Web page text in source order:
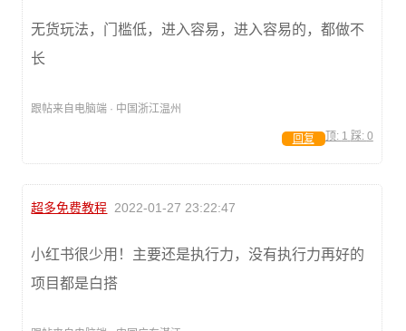
无货玩法，门槛低，进入容易，进入容易的，都做不
长
跟帖来自电脑端 · 中国浙江温州
顶: 1 踩: 0
回复
超多免费教程 2022-01-27 23:22:47
小红书很少用！主要还是执行力，没有执行力再好的
项目都是白搭